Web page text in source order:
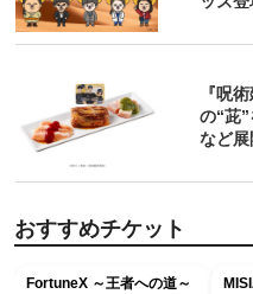
『呪
の“茈
など展
おすすめチケット
FortuneX ～王者への道～